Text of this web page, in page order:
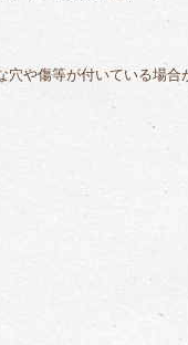
や傷等が付いている場合